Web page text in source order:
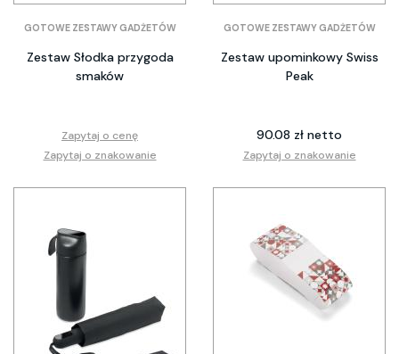
GOTOWE ZESTAWY GADŻETÓW
Zestaw Słodka przygoda
smaków
Zapytaj o cenę
Zapytaj o znakowanie
GOTOWE ZESTAWY GADŻETÓW
Zestaw upominkowy Swiss
Peak
90.08 zł netto
Zapytaj o znakowanie